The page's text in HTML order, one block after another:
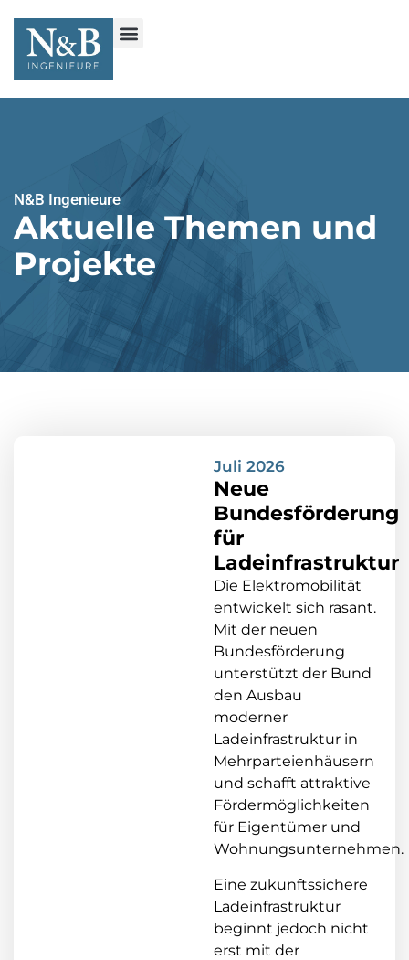
N&B Ingenieure
Aktuelle Themen und
Projekte
Juli 2026
Neue
Bundesförderung
für
Ladeinfrastruktur
Die Elektromobilität
entwickelt sich rasant.
Mit der neuen
Bundesförderung
unterstützt der Bund
den Ausbau
moderner
Ladeinfrastruktur in
Mehrparteienhäusern
und schafft attraktive
Fördermöglichkeiten
für Eigentümer und
Wohnungsunternehmen.
Eine zukunftssichere
Ladeinfrastruktur
beginnt jedoch nicht
erst mit der